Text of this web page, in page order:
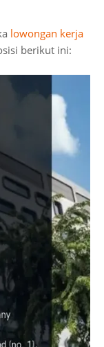
lowongan kerja
berikut ini: